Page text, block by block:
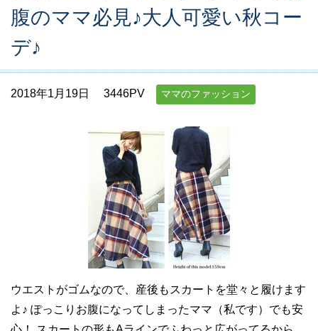
腹のママ必見♪大人可愛い秋コー
デ♪
2018年1月19日 3446PV ママのファッション
ウエストがゴムなので、産後もスカートを堂々と履けます
よ♪ ぽっこりお腹になってしまったママ（私です）でも安